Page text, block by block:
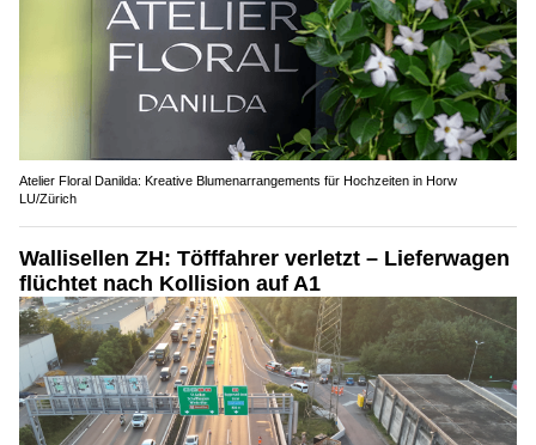
Atelier Floral Danilda: Kreative Blumenarrangements für Hochzeiten in Horw
LU/Zürich
Wallisellen ZH: Töfffahrer verletzt – Lieferwagen
flüchtet nach Kollision auf A1